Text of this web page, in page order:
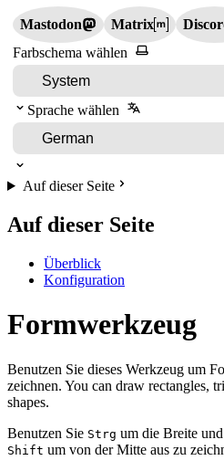
Mastodon Matrix
Farbschema wählen
Sprache wählen
Auf dieser Seite
Auf dieser Seite
Überblick
Konfiguration
Formwerkzeug
Benutzen Sie dieses Werkzeug um
zeichnen. You can draw rectangles,
shapes.
Benutzen Sie Strg um die Breite
Shift um von der Mitte aus zu